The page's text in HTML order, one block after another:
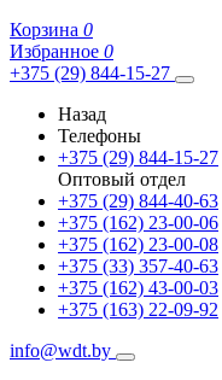
Корзина 0
Избранное 0
+375 (29) 844-15-27
Назад
Телефоны
+375 (29) 844-15-27
Оптовый отдел
+375 (29) 844-40-63
+375 (162) 23-00-06
+375 (162) 23-00-08
+375 (33) 357-40-63
+375 (162) 43-00-03
+375 (163) 22-09-92
info@wdt.by